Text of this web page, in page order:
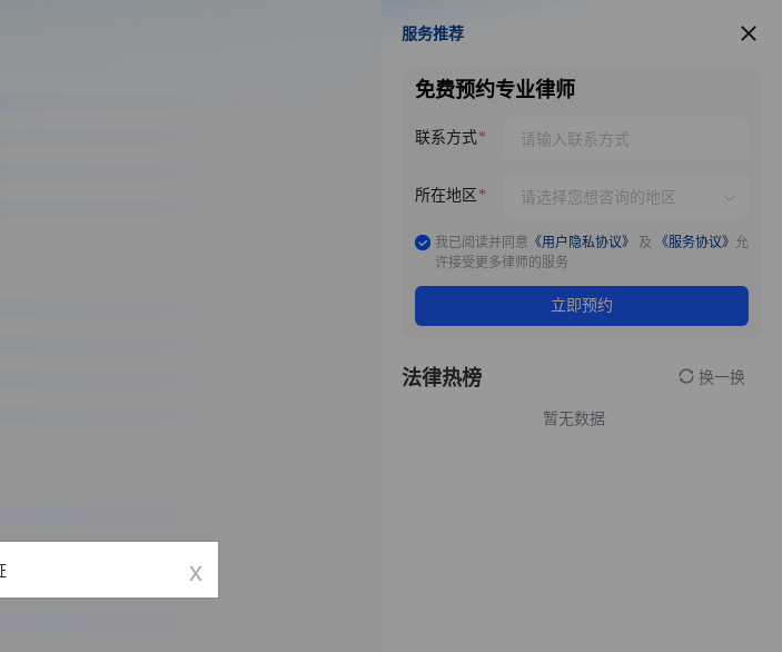
服务推荐
服务推荐
免费预约专业律师
联系方式
所在地区
我已阅读并同意 《用户隐私协议》 及 《服务协议》 允
许接受更多律师的服务
立即预约
法律热榜 换一换
暂无数据
x